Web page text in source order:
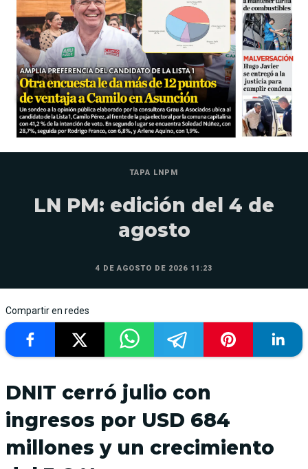
TAPA LNPM
LN PM: edición del 4 de
agosto
4 DE AGOSTO DE 2026 11:23
Compartir en redes
DNIT cerró julio con
ingresos por USD 684
millones y un crecimiento